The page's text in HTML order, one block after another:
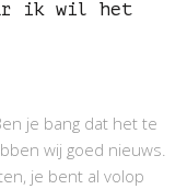
ik wil het
je bang dat het te
wij goed nieuws.
je bent al volop